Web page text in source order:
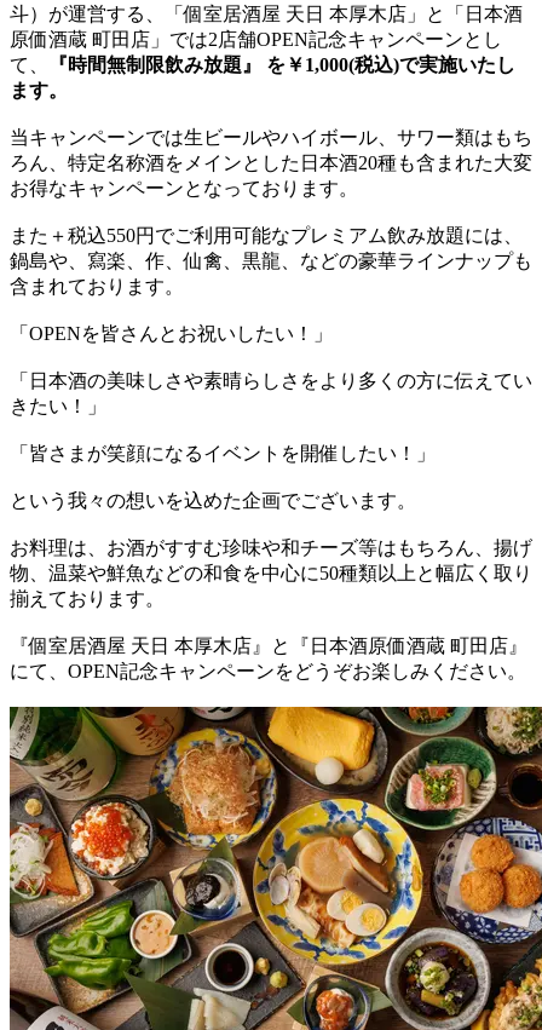
斗）が運営する、「個室居酒屋 天日 本厚木店」と「日本酒
原価酒蔵 町田店」では2店舗OPEN記念キャンペーンとし
て、
『時間無制限飲み放題』 を￥1,000(税込)で実施いたし
ます。
当キャンペーンでは生ビールやハイボール、サワー類はもち
ろん、特定名称酒をメインとした日本酒20種も含まれた大変
お得なキャンペーンとなっております。
また＋税込550円でご利用可能なプレミアム飲み放題には、
鍋島や、寫楽、作、仙禽、黒龍、などの豪華ラインナップも
含まれております。
「OPENを皆さんとお祝いしたい！」
「日本酒の美味しさや素晴らしさをより多くの方に伝えてい
きたい！」
「皆さまが笑顔になるイベントを開催したい！」
という我々の想いを込めた企画でございます。
お料理は、お酒がすすむ珍味や和チーズ等はもちろん、揚げ
物、温菜や鮮魚などの和食を中心に50種類以上と幅広く取り
揃えております。
『個室居酒屋 天日 本厚木店』と『日本酒原価酒蔵 町田店』
にて、OPEN記念キャンペーンをどうぞお楽しみください。